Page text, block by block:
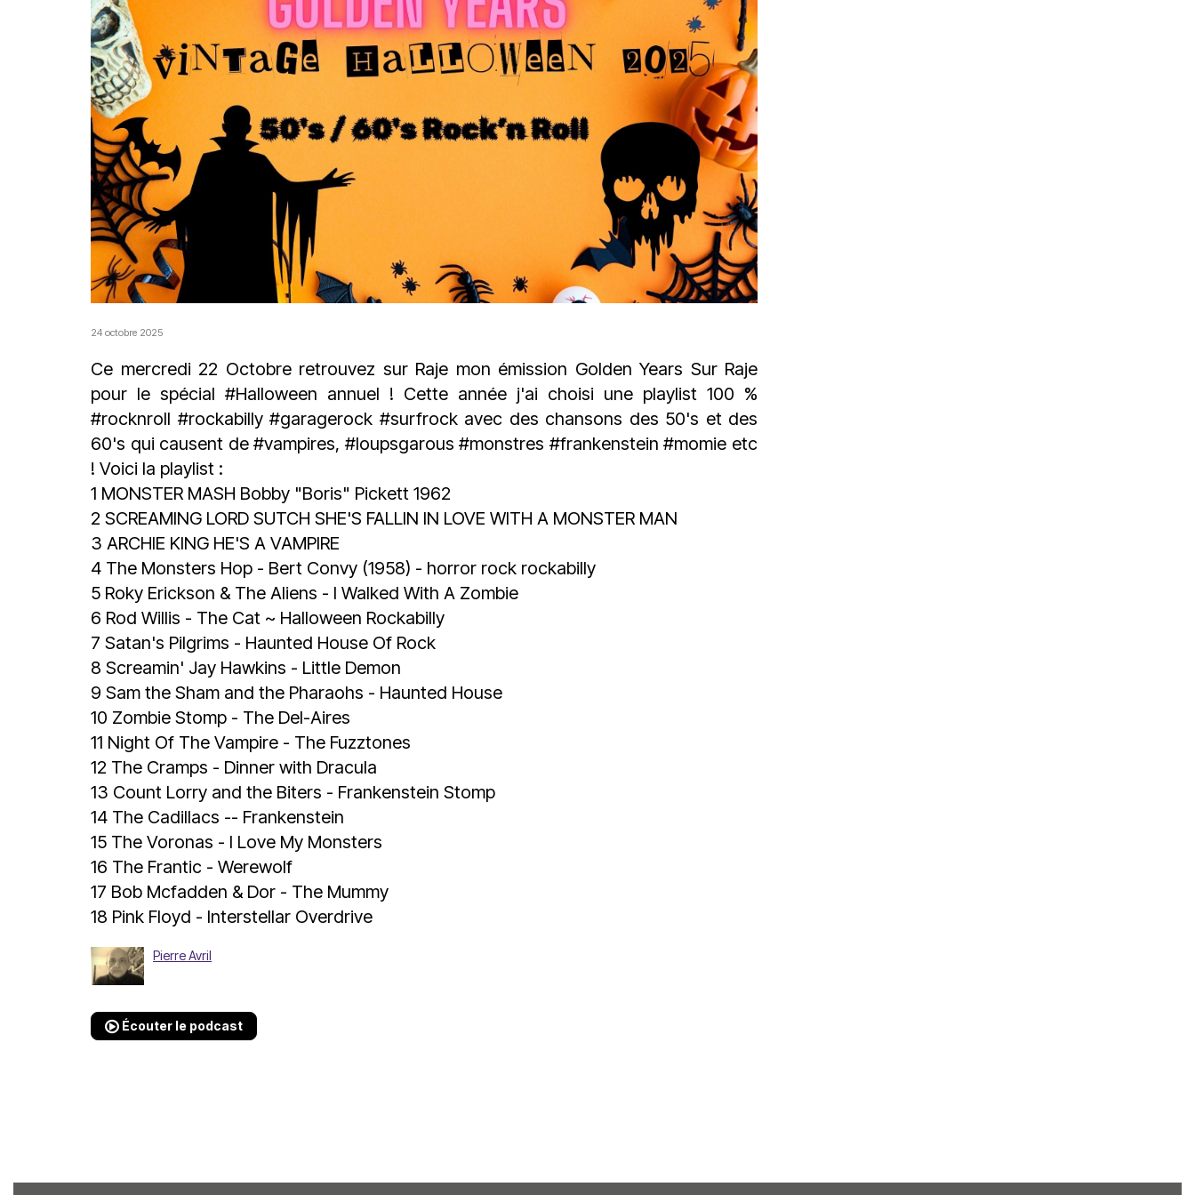
Sud
avec
OgLounis
découvert
que
j’étais
ma
mère
16.07.2026
Festival
le
27
juin
2026
Émissions
Interviews
Chroniques
Évènements
24 octobre 2025
Ce mercredi 22 Octobre retrouvez sur Raje mon émission Golden Years Sur Raje
pour le spécial #Halloween annuel ! Cette année j'ai choisi une playlist 100 %
#rocknroll #rockabilly #garagerock #surfrockavec des chansons des 50's et des
60's qui causent de#vampires, #loupsgarous #monstres #frankenstein #momie etc
! Voici la playlist :
1 MONSTER MASH Bobby "Boris" Pickett 1962
2 SCREAMING LORD SUTCH SHE'S FALLIN IN LOVE WITH A MONSTER MAN
3 ARCHIE KING HE'S A VAMPIRE
4 The Monsters Hop - Bert Convy (1958) - horror rock rockabilly
5 Roky Erickson & The Aliens - I Walked With A Zombie
6 Rod Willis - The Cat ~ Halloween Rockabilly
7 Satan's Pilgrims - Haunted House Of Rock
8 Screamin' Jay Hawkins - Little Demon
9 Sam the Sham and the Pharaohs - Haunted House
10 Zombie Stomp - The Del-Aires
11 Night Of The Vampire - The Fuzztones
12 The Cramps - Dinner with Dracula
13 Count Lorry and the Biters - Frankenstein Stomp
14 The Cadillacs -- Frankenstein
15 The Voronas - I Love My Monsters
16 The Frantic - Werewolf
17 Bob Mcfadden & Dor - The Mummy
18 Pink Floyd - Interstellar Overdrive
Pierre Avril
Écouter le podcast